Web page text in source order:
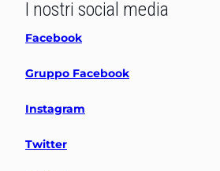
I nostri social media
Facebook
Gruppo Facebook
Instagram
Twitter